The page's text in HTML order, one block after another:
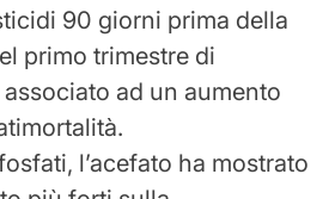
90 giorni prima della
primo trimestre di
ad un aumento
l’acefato ha mostrato